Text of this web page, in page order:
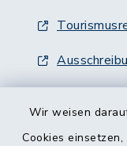
Wir weisen
Cookies